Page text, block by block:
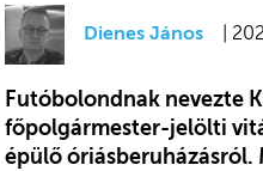
Dienes János |
Futóbolondnak nevezte
főpolgármester-jelölti
épülő óriásberuházásról.